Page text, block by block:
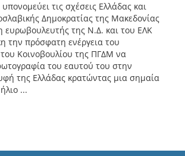
τις σχέσεις Ελλάδας και
Δημοκρατίας της Μακεδονίας
ευρωβουλευτής της Ν.Δ. και του ΕΛΚ
την πρόσφατη ενέργεια του
Κοινοβουλίου της ΠΓΔΜ να
του εαυτού του στην
της Ελλάδας κρατώντας μια σημαία
...